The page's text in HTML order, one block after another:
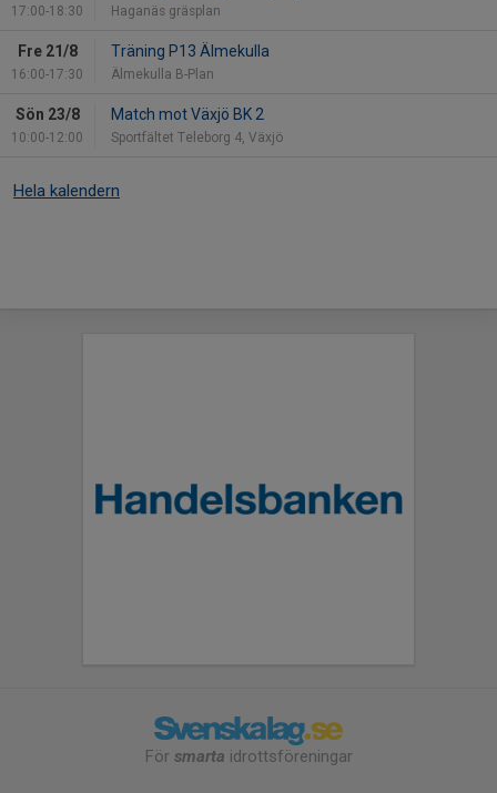
17:00-18:30 Haganäs gräsplan
Fre 21/8
16:00-17:30
Träning P13 Älmekulla
Älmekulla B-Plan
Sön 23/8
10:00-12:00
Match mot Växjö BK 2
Sportfältet Teleborg 4, Växjö
Hela kalendern
För smarta idrottsföreningar